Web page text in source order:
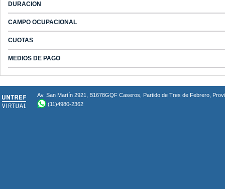
DURACION
CAMPO OCUPACIONAL
CUOTAS
MEDIOS DE PAGO
Av. San Martín 2921, B1678GQF Caseros, Partido de Tres de Febrero,
(11)4980-2362